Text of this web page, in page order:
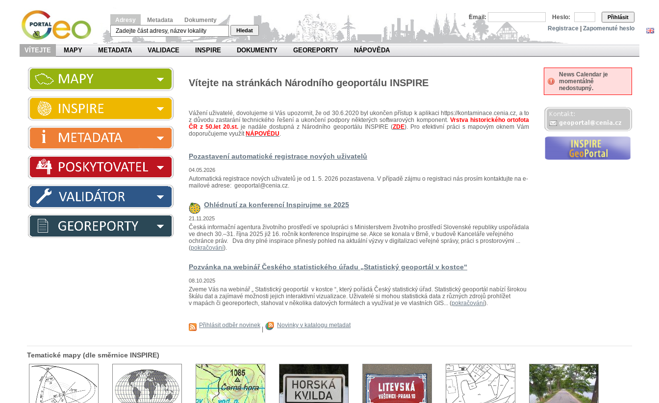
Adresy Metadata Dokumenty
Hledat
Email: Heslo: Přihlásit
Registrace Zapomenuté heslo
VÍTEJTE MAPY METADATA VALIDACE INSPIRE DOKUMENTY GEOREPORTY NÁPOVĚDA
Vítejte na stránkách Národního geoportálu INSPIRE
Vážení uživatelé, dovolujeme si Vás upozornit, že od 30.6.2020 byl ukončen přístup k aplikaci https://kontaminace.cenia.cz, a to
z důvodu zastarání technického řešení a ukončení podpory některých softwarových komponent. Vrstva historického ortofota
ČR z 50.let 20.st. je nadále dostupná z Národního geoportálu INSPIRE (ZDE). Pro efektivní práci s mapovým oknem Vám
doporučujeme využít NÁPOVĚDU
Pozastavení automatické registrace nových uživatelů
04.05.2026
Automatická registrace nových uživatelů je od 1. 5. 2026 pozastavena. V případě zájmu o registraci nás prosím kontaktujte na e-
mailové adrese: geoportal@cenia.cz.
Ohlédnutí za konferencí Inspirujme se 2025
21.11.2025
Česká informační agentura životního prostředí ve spolupráci s Ministerstvem životního prostředí Slovenské republiky uspořádala
ve dnech 30.–31. října 2025 již 16. ročník konference Inspirujme se. Akce se konala v Brně, v budově Kanceláře veřejného
ochránce práv. Dva dny plné inspirace přinesly pohled na aktuální výzvy v digitalizaci veřejné správy, práci s prostorovými ...
(pokračování).
Pozvánka na webinář Českého statistického úřadu „Statistický geoportál v kostce“
08.10.2025
Zveme Vás na webinář „ Statistický geoportál v kostce “, který pořádá Český statistický úřad. Statistický geoportál nabízí širokou
škálu dat a zajímavé možnosti jejich interaktivní vizualizace. Uživatelé si mohou statistická data z různých zdrojů prohlížet
v mapách či georeportech, stahovat v několika datových formátech a využívat je ve vlastních GIS... (pokračování).
Přihlásit odběr novinek
|
Novinky v katalogu metadat
News Calendar je
momentálně
nedostupný.
Tematické mapy (dle směrnice INSPIRE)